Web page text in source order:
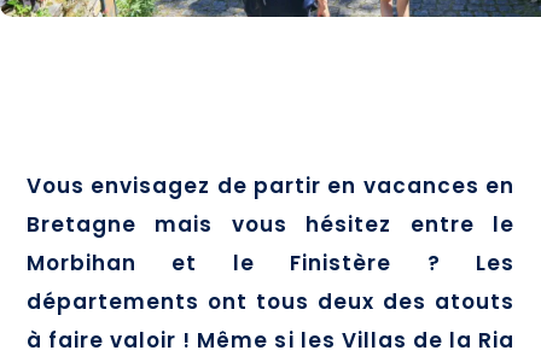
Vous envisagez de partir en vacances en
Bretagne mais vous hésitez entre le
Morbihan et le Finistère ? Les
départements ont tous deux des atouts
à faire valoir ! Même si les Villas de la Ria